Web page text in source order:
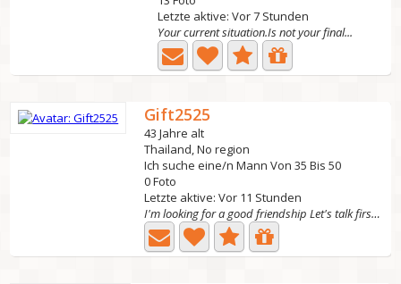
Letzte aktive: Vor 7 Stunden
Your current situation.Is not your final...
Gift2525
43 Jahre alt
Thailand, No region
Ich suche eine/n Mann Von 35 Bis 50
0 Foto
Letzte aktive: Vor 11 Stunden
I'm looking for a good friendship Let's talk first we...